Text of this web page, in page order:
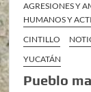
AGRESIONES Y
HUMANOS Y
CINTILLO
YUCATÁN
Pueblo